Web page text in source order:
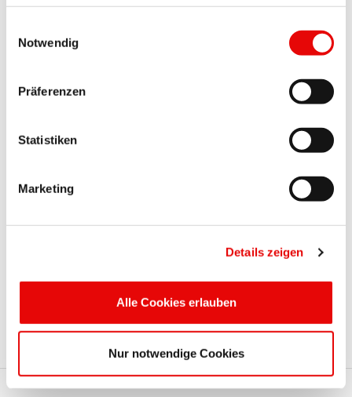
Notwendig
Präferenzen
Statistiken
Marketing
Details zeigen
Alle Cookies erlauben
Nur notwendige Cookies
Alle Abmessungen in mm. Technische Veränderungen
CAPTOP®EP 310 Sonderanfertigungen:
entwickeln wir maßgeschneidert auf Ihre Anfrage.
Lieferung am nächsten Tag:
Jede Bestellung, die vor 12.00 Uhr vollständig bei uns
verladen und entweder per Standardfracht oder im Over-
Night-Service versendet werden.